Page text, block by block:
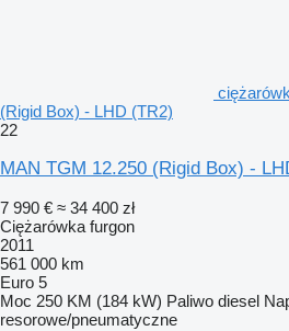
(Rigid Box) - LHD (TR2)
22
MAN TGM 12.250 (Rigid Box) -
7 990 € ≈ 34 400 zł
Ciężarówka furgon
2011
561 000 km
Euro 5
Moc 250 KM (184 kW) Paliwo diesel
resorowe/pneumatyczne